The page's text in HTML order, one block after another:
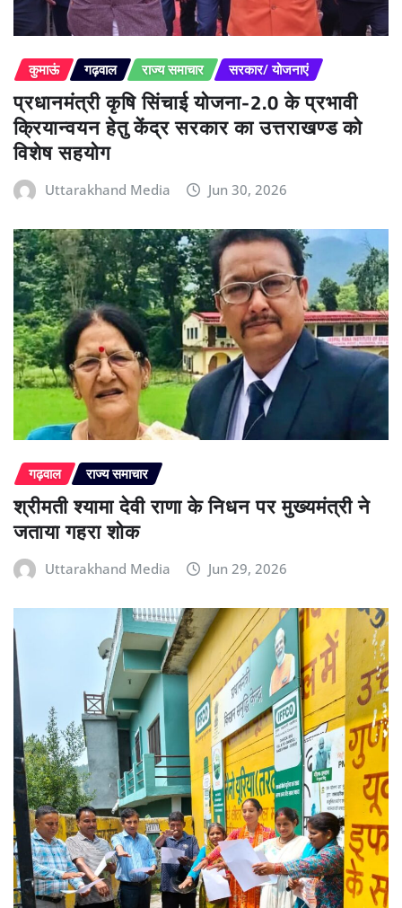
कुमाऊं गढ़वाल राज्य समाचार सरकार/ योजनाएं
प्रधानमंत्री कृषि सिंचाई योजना-2.0 के प्रभावी
क्रियान्वयन हेतु केंद्र सरकार का उत्तराखण्ड को
विशेष सहयोग
Uttarakhand Media Jun 30, 2026
गढ़वाल राज्य समाचार
श्रीमती श्यामा देवी राणा के निधन पर मुख्यमंत्री ने
जताया गहरा शोक
Uttarakhand Media Jun 29, 2026